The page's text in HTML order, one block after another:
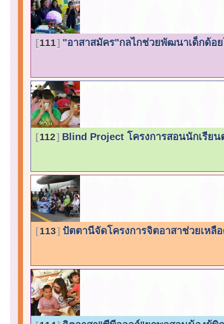
111 "อาสาสมัคร"กลไกช่วยพัฒนาเด็กด้อ
112 Blind Project โครงการสอนนักเรีย
113 ปัตตานีจัดโครงการจิตอาสาช่วยเหลื